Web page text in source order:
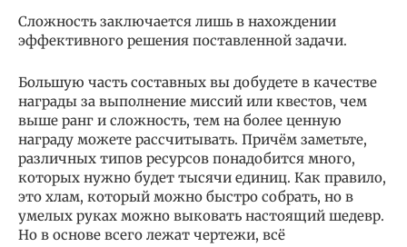
Сложность заключается лишь в нахождении
эффективного решения поставленной задачи.
Большую часть составных вы добудете в качестве
награды за выполнение миссий или квестов, чем
выше ранг и сложность, тем на более ценную
награду можете рассчитывать. Причём заметьте,
различных типов ресурсов понадобится много,
которых нужно будет тысячи единиц. Как правило,
это хлам, который можно быстро собрать, но в
умелых руках можно выковать настоящий шедевр.
Но в основе всего лежат чертежи, всё